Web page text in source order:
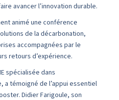
avancer l’innovation durable.
animé une conférence
de la décarbonation,
accompagnées par le
retours d’expérience.
spécialisée dans
a témoigné de l’appui essentiel
Didier Farigoule, son